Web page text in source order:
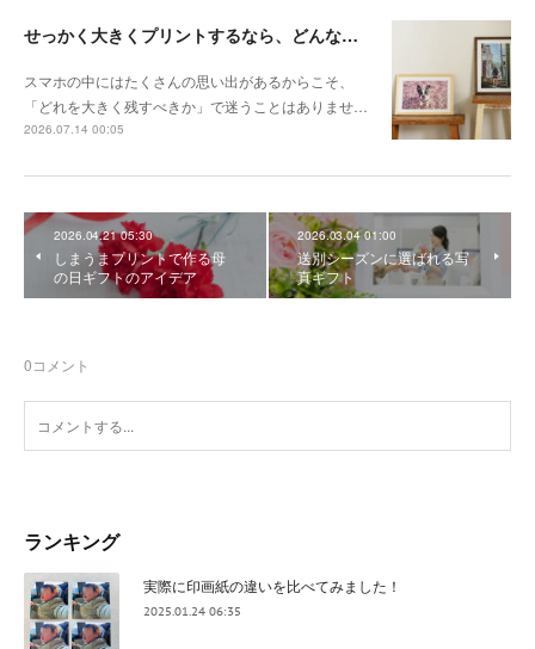
せっかく大きくプリントするなら、どんな写真が向いている？
スマホの中にはたくさんの思い出があるからこそ、
「どれを大きく残すべきか」で迷うことはありませ…
2026.07.14 00:05
2026.04.21 05:30
しまうまプリントで作る母
の日ギフトのアイデア
2026.03.04 01:00
送別シーズンに選ばれる写
真ギフト
0コメント
ランキング
実際に印画紙の違いを比べてみました！
2025.01.24 06:35